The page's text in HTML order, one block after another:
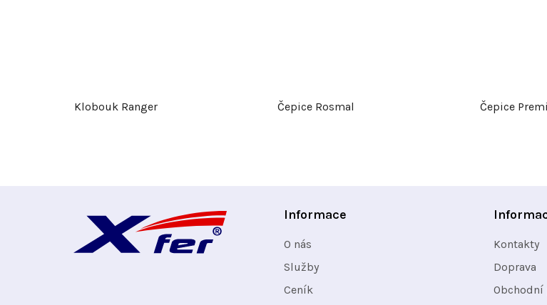
Klobouk Ranger Čepice Rosmal Čepice
Informace
O nás
Služby
Ceník
Kontakty
Doprava